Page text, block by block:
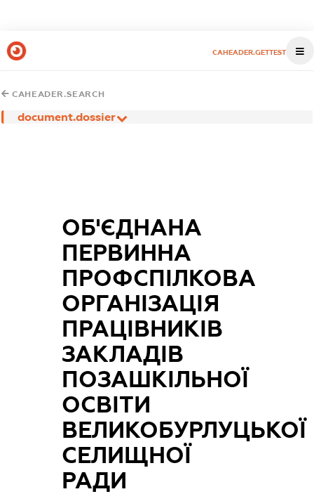
CAHEADER.GETTEST
CAHEADER.SEARCH
document.dossier
ОБ'ЄДНАНА
ПЕРВИННА
ПРОФСПІЛКОВА
ОРГАНІЗАЦІЯ
ПРАЦІВНИКІВ
ЗАКЛАДІВ
ПОЗАШКІЛЬНОЇ
ОСВІТИ
ВЕЛИКОБУРЛУЦЬКОЇ
СЕЛИЩНОЇ
РАДИ